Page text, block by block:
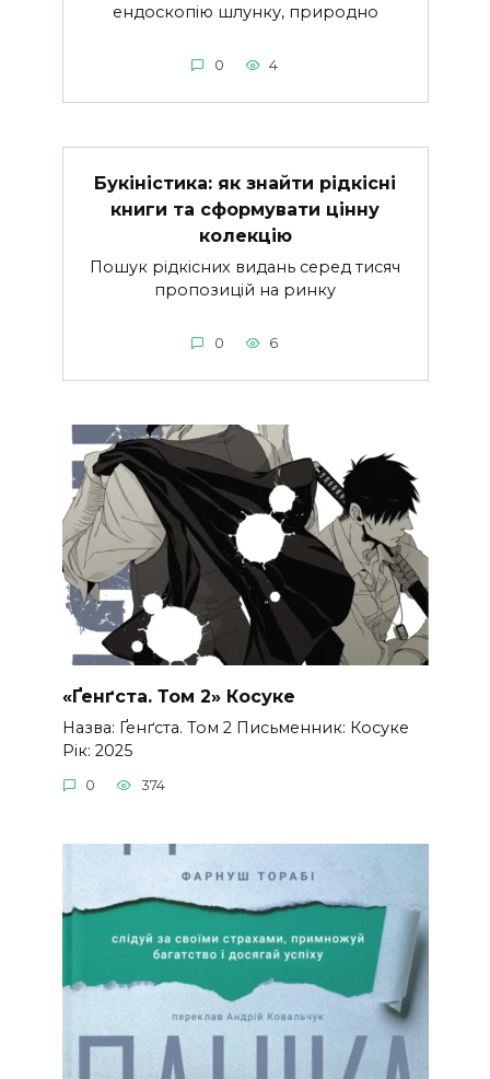
ендоскопію шлунку, природно
0 4
Букіністика: як знайти рідкісні
книги та сформувати цінну
колекцію
Пошук рідкісних видань серед тисяч
пропозицій на ринку
0 6
«Ґенґста. Том 2» Косуке
Назва: Ґенґста. Том 2 Письменник: Косуке
Рік: 2025
0 374